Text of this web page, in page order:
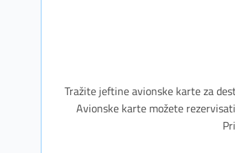
Tražite jeftine avionske karte za
Avionske karte možete